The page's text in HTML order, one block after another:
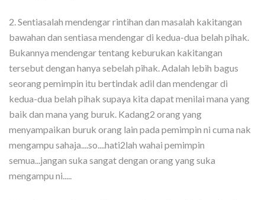
2. Sentiasalah mendengar rintihan dan masalah kakitangan
bawahan dan sentiasa mendengar di kedua-dua belah pihak.
Bukannya mendengar tentang keburukan kakitangan
tersebut dengan hanya sebelah pihak. Adalah lebih bagus
seorang pemimpin itu bertindak adil dan mendengar di
kedua-dua belah pihak supaya kita dapat menilai mana yang
baik dan mana yang buruk. Kadang2 orang yang
menyampaikan buruk orang lain pada pemimpin ni cuma nak
mengampu sahaja....so....hati2lah wahai pemimpin
semua...jangan suka sangat dengan orang yang suka
mengampu ni.....